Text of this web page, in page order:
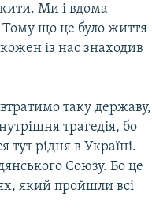
Ми і вдома
Тому що це було життя
із нас знаходив
таку державу,
трагедія, бо
тут рідня в Україні.
Союзу. Бо це
який пройшли всі